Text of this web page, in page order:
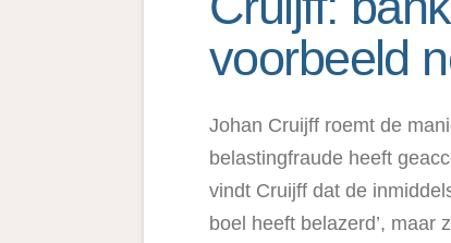
voorbeeld
Johan Cruijff roemt de
belastingfraude heeft
vindt Cruijff dat de
boel heeft belazerd’, maar